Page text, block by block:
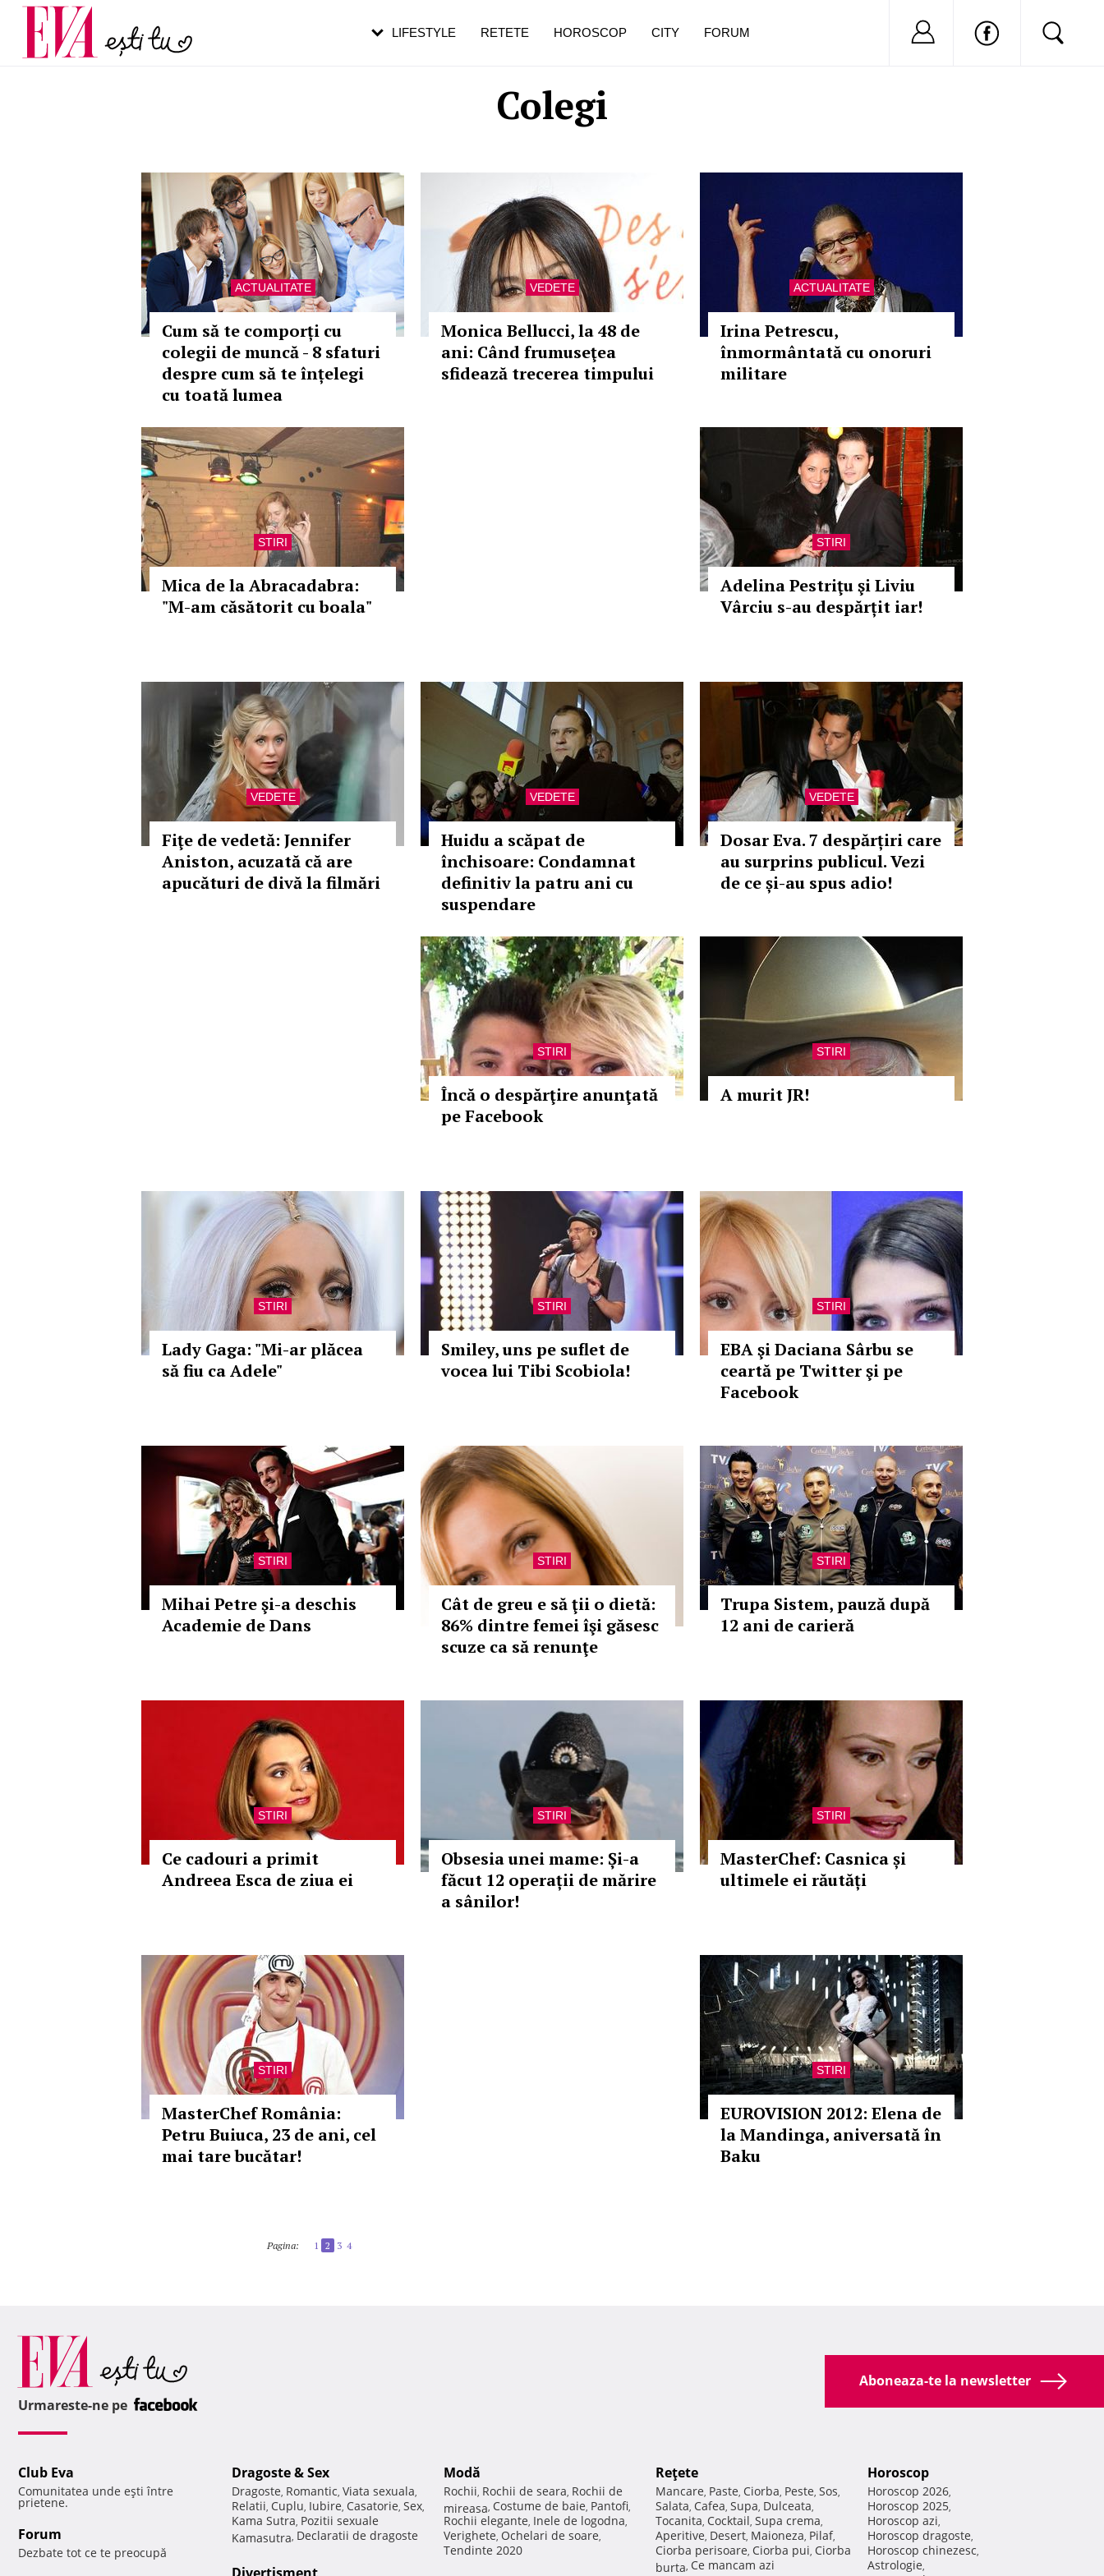
Colegi
ACTUALITATE
Cum să te comporți cu
colegii de muncă - 8 sfaturi
despre cum să te înțelegi
cu toată lumea
VEDETE
Monica Bellucci, la 48 de
ani: Când frumuseţea
sfidează trecerea timpului
ACTUALITATE
Irina Petrescu,
înmormântată cu onoruri
militare
STIRI
Mica de la Abracadabra:
"M-am căsătorit cu boala"
STIRI
Adelina Pestriţu şi Liviu
Vârciu s-au despărțit iar!
VEDETE
Fiţe de vedetă: Jennifer
Aniston, acuzată că are
apucături de divă la filmări
VEDETE
Huidu a scăpat de
închisoare: Condamnat
definitiv la patru ani cu
suspendare
VEDETE
Dosar Eva. 7 despărțiri care
au surprins publicul. Vezi
de ce și-au spus adio!
STIRI
Încă o despărţire anunţată
pe Facebook
STIRI
A murit JR!
STIRI
Lady Gaga: "Mi-ar plăcea
să fiu ca Adele"
STIRI
Smiley, uns pe suflet de
vocea lui Tibi Scobiola!
STIRI
EBA şi Daciana Sârbu se
ceartă pe Twitter şi pe
Facebook
STIRI
Mihai Petre şi-a deschis
Academie de Dans
STIRI
Cât de greu e să ţii o dietă:
86% dintre femei îşi găsesc
scuze ca să renunţe
STIRI
Trupa Sistem, pauză după
12 ani de carieră
STIRI
Ce cadouri a primit
Andreea Esca de ziua ei
STIRI
Obsesia unei mame: Și-a
făcut 12 operații de mărire
a sânilor!
STIRI
MasterChef: Casnica și
ultimele ei răutăți
STIRI
MasterChef România:
Petru Buiuca, 23 de ani, cel
mai tare bucătar!
STIRI
EUROVISION 2012: Elena de
la Mandinga, aniversată în
Baku
Pagina: 1 2 3 4
LIFESTYLE RETETE HOROSCOP CITY FORUM Nu ai cont?
Carieră
Actualitate
pe măsură ce înaintezi în vârstă
de dureroasă este investigația
Aboneaza-te la newsletter
Urmareste-ne pe
Club Eva
Comunitatea unde eşti între
prietene.
Forum
Dezbate tot ce te preocupă
Dragoste & Sex
Dragoste, Romantic, Viata sexuala,
Relatii, Cuplu, Iubire, Casatorie, Sex,
Kama Sutra, Pozitii sexuale
Kamasutra, Declaratii de dragoste
Modă
Rochii, Rochii de seara, Rochii de
mireasa, Costume de baie, Pantofi,
Rochii elegante, Inele de logodna,
Verighete, Ochelari de soare,
Tendinte 2020
Reţete
Mancare, Paste, Ciorba, Peste, Sos,
Salata, Cafea, Supa, Dulceata,
Tocanita, Cocktail, Supa crema,
Aperitive, Desert, Maioneza, Pilaf,
Ciorba perisoare, Ciorba pui, Ciorba
burta, Ce mancam azi
Horoscop
Horoscop 2026,
Horoscop 2025,
Horoscop azi,
Horoscop dragoste,
Horoscop chinezesc,
Astrologie,